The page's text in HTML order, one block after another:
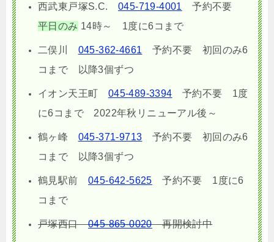
西武東戸塚S.C. 045-719-4001
予約不要
平日のみ 14時～ 1度に6コまで
二俣川 045-362-4661 予約不要 初回のみ6
コまで 以降3個ずつ
イオン天王町 045-489-3394 予約不要 1度
に6コまで 2022年秋リニューアル後～
鶴ヶ峰 045-371-9713 予約不要 初回のみ6
コまで 以降3個ずつ
鶴見駅前 045-642-5625 予約不要 1度に6
コまで
戸塚西口045-865-0020再開検討中